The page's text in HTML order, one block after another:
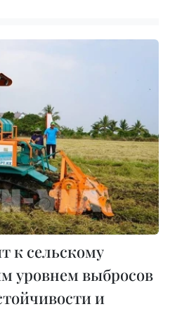
к сельскому
уровнем выбросов
и